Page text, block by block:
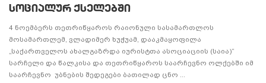
სოციალურ ქსელებში
4 ნოემბერს თეთრიწყაროს რაიონული სასამართლოს
მოსამართლემ, ვლადიმერ ხუჭუამ, დააკმაყოფილა
„საქართველოს ახალგაზრდა იურისტთა ასოციაციის (საია)“
სარჩელი და წალკისა და თეთრიწყაროს საარჩევნო ოლქებში იმ
საარჩევნო უბნების შედეგები ბათილად ცნო ...